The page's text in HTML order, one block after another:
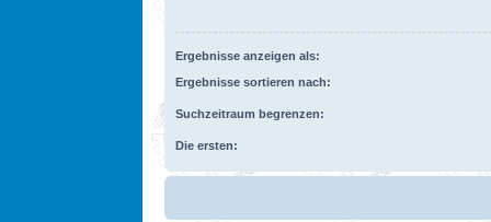
Ergebnisse anzeigen als:
Ergebnisse sortieren nach:
Suchzeitraum begrenzen:
Die ersten: